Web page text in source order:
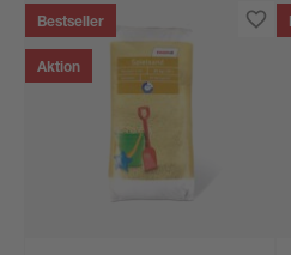
Bestseller
Aktion